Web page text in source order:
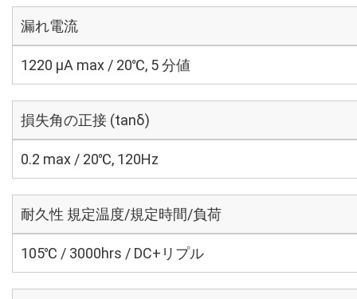
漏れ電流
1220 μA max / 20℃, 5 分値
損失角の正接 (tanδ)
0.2 max / 20℃, 120Hz
耐久性 規定温度/規定時間/負荷
105℃ / 3000hrs / DC+リプル